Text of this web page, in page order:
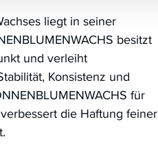
liegt in seiner
besitzt
und verleiht
Konsistenz und
für
die Haftung feiner